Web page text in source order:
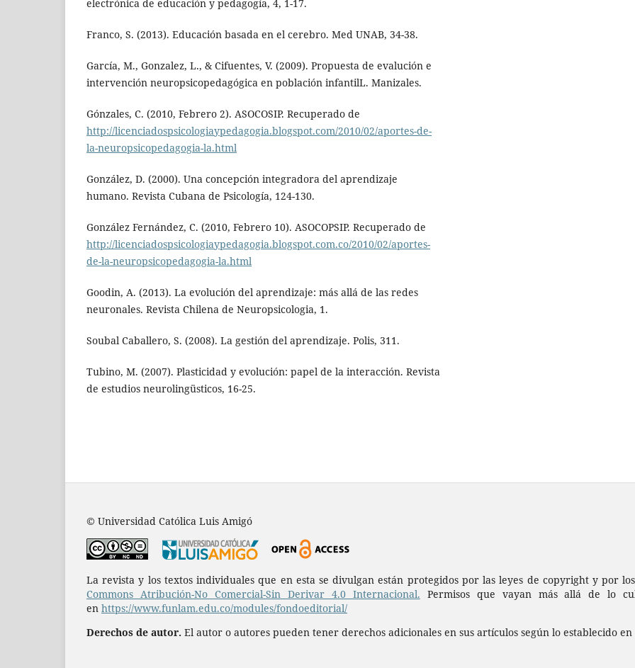
electrónica de educación y pedagogía, 4, 1-17.
Franco, S. (2013). Educación basada en el cerebro. Med UNAB, 34-38.
García, M., Gonzalez, L., & Cifuentes, V. (2009). Propuesta de evalución e
intervención neuropsicopedagógica en población infantilL. Manizales.
Gónzales, C. (2010, Febrero 2). ASOCOSIP. Recuperado de
http://licenciadospsicologiaypedagogia.blogspot.com/2010/02/aportes-de-
la-neuropsicopedagogia-la.html
González, D. (2000). Una concepción integradora del aprendizaje
humano. Revista Cubana de Psicología, 124-130.
González Fernández, C. (2010, Febrero 10). ASOCOPSIP. Recuperado de
http://licenciadospsicologiaypedagogia.blogspot.com.co/2010/02/aportes-
de-la-neuropsicopedagogia-la.html
Goodin, A. (2013). La evolución del aprendizaje: más allá de las redes
neuronales. Revista Chilena de Neuropsicologia, 1.
Soubal Caballero, S. (2008). La gestión del aprendizaje. Polis, 311.
Tubino, M. (2007). Plasticidad y evolución: papel de la interacción. Revista
de estudios neurolingüsticos, 16-25.
© Universidad Católica Luis Amigó
La revista y los textos individuales que en esta se divulgan están protegidos por las leyes de copyright y por
Commons Atribución-No Comercial-Sin Derivar 4.0 Internacional. Permisos que vayan más allá de lo
en https://www.funlam.edu.co/modules/fondoeditorial/
Derechos de autor. El autor o autores pueden tener derechos adicionales en sus artículos según lo establecido